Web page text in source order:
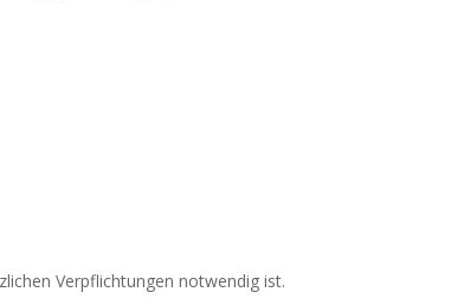
Verpflichtungen notwendig ist.